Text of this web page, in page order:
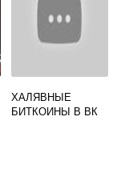
ХАЛЯВНЫЕ
БИТКОИНЫ В ВК